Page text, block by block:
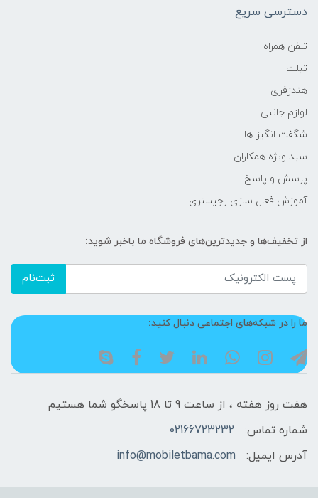
دسترسی سریع
تلفن همراه
تبلت
هندزفری
لوازم جانبی
شگفت انگیز ها
سبد ویژه همکاران
پرسش و پاسخ
آموزش فعال سازی رجیستری
از تخفیف‌ها و جدیدترین‌های فروشگاه ما باخبر شوید:
ثبت‌نام
ما را در شبکه‌های اجتماعی دنبال کنید:
هفت روز هفته ، از ساعت 9 تا 18 پاسخگو شما هستیم
شماره تماس:
02166723232
آدرس ایمیل:
info@mobiletbama.com